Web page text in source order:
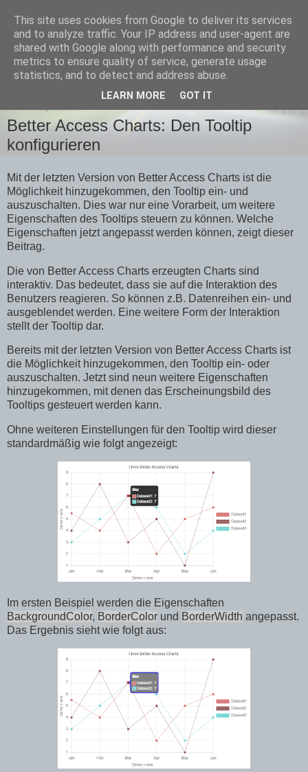
Team-Moeller Blog
Gedanken rund um Microsoft Access
Better Access Charts: Den Tooltip
konfigurieren
Mit der letzten Version von Better Access Charts ist die
Möglichkeit hinzugekommen, den Tooltip ein- und
auszuschalten. Dies war nur eine Vorarbeit, um weitere
Eigenschaften des Tooltips steuern zu können. Welche
Eigenschaften jetzt angepasst werden können, zeigt dieser
Beitrag.
Die von Better Access Charts erzeugten Charts sind
interaktiv. Das bedeutet, dass sie auf die Interaktion des
Benutzers reagieren. So können z.B. Datenreihen ein- und
ausgeblendet werden. Eine weitere Form der Interaktion
stellt der Tooltip dar.
Bereits mit der letzten Version von Better Access Charts ist
die Möglichkeit hinzugekommen, den Tooltip ein- oder
auszuschalten. Jetzt sind neun weitere Eigenschaften
hinzugekommen, mit denen das Erscheinungsbild des
Tooltips gesteuert werden kann.
Ohne weiteren Einstellungen für den Tooltip wird dieser
standardmäßig wie folgt angezeigt:
Im ersten Beispiel werden die Eigenschaften
BackgroundColor, BorderColor und BorderWidth angepasst.
Das Ergebnis sieht wie folgt aus:
This site uses cookies from Google to deliver its services
and to analyze traffic. Your IP address and user-agent are
shared with Google along with performance and security
metrics to ensure quality of service, generate usage
statistics, and to detect and address abuse.
LEARN MORE GOT IT